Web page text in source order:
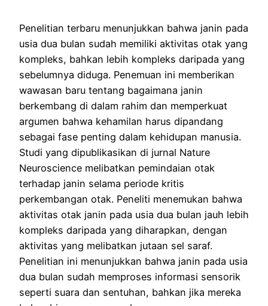
Penelitian terbaru menunjukkan bahwa janin pada
usia dua bulan sudah memiliki aktivitas otak yang
kompleks, bahkan lebih kompleks daripada yang
sebelumnya diduga. Penemuan ini memberikan
wawasan baru tentang bagaimana janin
berkembang di dalam rahim dan memperkuat
argumen bahwa kehamilan harus dipandang
sebagai fase penting dalam kehidupan manusia.
Studi yang dipublikasikan di jurnal Nature
Neuroscience melibatkan pemindaian otak
terhadap janin selama periode kritis
perkembangan otak. Peneliti menemukan bahwa
aktivitas otak janin pada usia dua bulan jauh lebih
kompleks daripada yang diharapkan, dengan
aktivitas yang melibatkan jutaan sel saraf.
Penelitian ini menunjukkan bahwa janin pada usia
dua bulan sudah memproses informasi sensorik
seperti suara dan sentuhan, bahkan jika mereka